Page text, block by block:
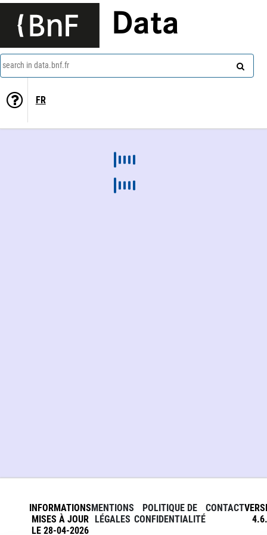
Data
search in data.bnf.fr
FR
INFORMATIONS
MISES À JOUR
LE 28-04-2026
MENTIONS
LÉGALES
POLITIQUE DE
CONFIDENTIALITÉ
CONTACT